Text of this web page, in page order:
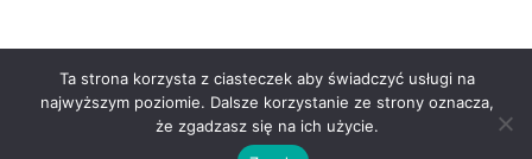
Ta strona korzysta z ciasteczek aby świadczyć usługi na
najwyższym poziomie. Dalsze korzystanie ze strony oznacza,
że zgadzasz się na ich użycie.